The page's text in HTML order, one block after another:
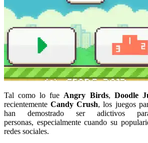
Tal como lo fue Angry Birds, Doodle
recientementeCandy Crush, los juegos
han demostrado ser adictivos
personas, especialmente cuando su
redes sociales.